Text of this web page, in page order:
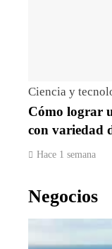
Ciencia y
Cómo lograr
con variedad
Hace 1 semana
Negocios